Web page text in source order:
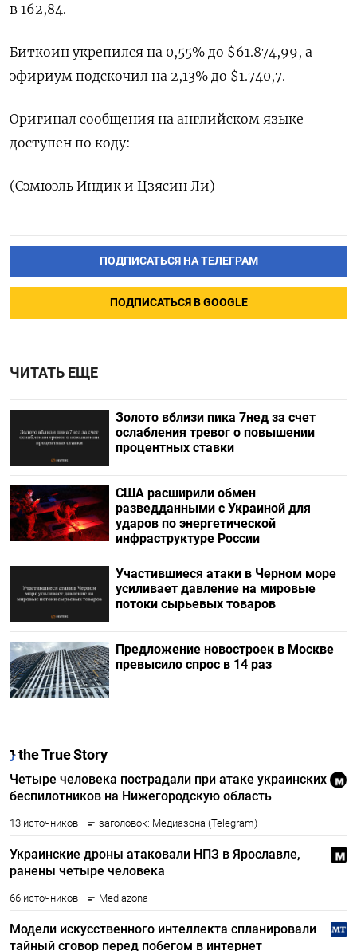
в 162,84.
Биткоин укрепился на 0,55% до $61.874,99, а ​
эфириум подскочил на 2,13% до $1.740,7.
Оригинал сообщения на английском языке
‌доступен по коду:
(Сэмюэль Индик и Цзясин Ли)
ПОДПИСАТЬСЯ НА ТЕЛЕГРАМ
ПОДПИСАТЬСЯ В GOOGLE
ЧИТАТЬ ЕЩЕ
Золото вблизи пика 7нед за счет
ослабления тревог о повышении
процентных ставки
США расширили обмен
разведданными с Украиной для
ударов по энергетической
инфраструктуре России
Участившиеся атаки в Черном море
усиливает давление на мировые
потоки сырьевых товаров
Предложение новостроек в Москве
превысило спрос в 14 раз